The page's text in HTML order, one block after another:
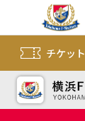
チケット